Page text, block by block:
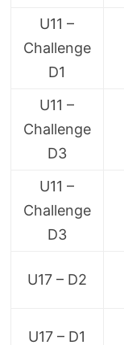
U11 –
Challenge
D1
U11 –
Challenge
D3
U11 –
Challenge
D3
U17 – D2
U17 – D1